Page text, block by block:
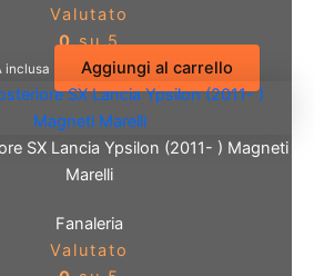
Valutato
0su 5
inclusa Aggiungi al carrello
SX Lancia Ypsilon (2011- ) Magneti
Marelli
Fanaleria
Valutato